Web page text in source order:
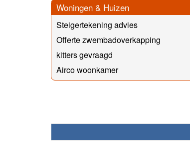
Woningen & Huizen
Steigertekening advies
Offerte zwembadoverkapping
kitters gevraagd
Airco woonkamer